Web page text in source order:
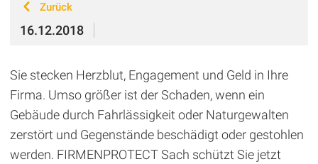
Zurück
16.12.2018
Sie stecken Herzblut, Engagement und Geld in Ihre
Firma. Umso größer ist der Schaden, wenn ein
Gebäude durch Fahrlässigkeit oder Naturgewalten
zerstört und Gegenstände beschädigt oder gestohlen
werden. FIRMENPROTECT Sach schützt Sie jetzt